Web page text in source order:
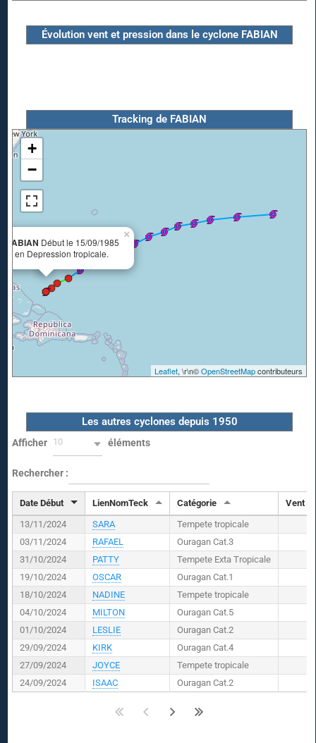
Évolution vent et pression dans le cyclone FABIAN
Tracking de FABIAN
FABIAN Début le 15/09/1985
en Depression tropicale.
×
+
−
Leaflet, \r\n©OpenStreetMapcontributeurs
Les autres cyclones depuis 1950
Afficher 10 éléments
Rechercher :
Date Début LienNomTeck Catégorie Vent (
13/11/2024
SARA
Tempete tropicale
03/11/2024
RAFAEL
Ouragan Cat.3
31/10/2024
PATTY
Tempete Exta Tropicale
19/10/2024
OSCAR
Ouragan Cat.1
18/10/2024
NADINE
Tempete tropicale
04/10/2024
MILTON
Ouragan Cat.5
01/10/2024
LESLIE
Ouragan Cat.2
29/09/2024
KIRK
Ouragan Cat.4
27/09/2024
JOYCE
Tempete tropicale
24/09/2024
ISAAC Ouragan Cat.2